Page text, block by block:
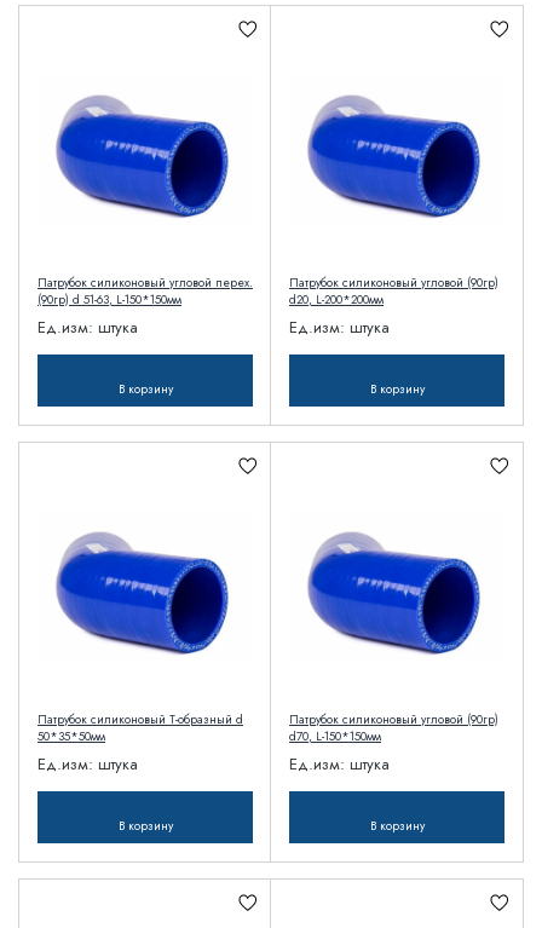
Патрубок силиконовый угловой перех.
(90гр) d 51-63, L-150*150мм
Ед.изм: штука
В корзину
Патрубок силиконовый угловой (90гр)
d20, L-200*200мм
Ед.изм: штука
В корзину
Патрубок силиконовый T-образный d
50*35*50мм
Ед.изм: штука
В корзину
Патрубок силиконовый угловой (90гр)
d70, L-150*150мм
Ед.изм: штука
В корзину